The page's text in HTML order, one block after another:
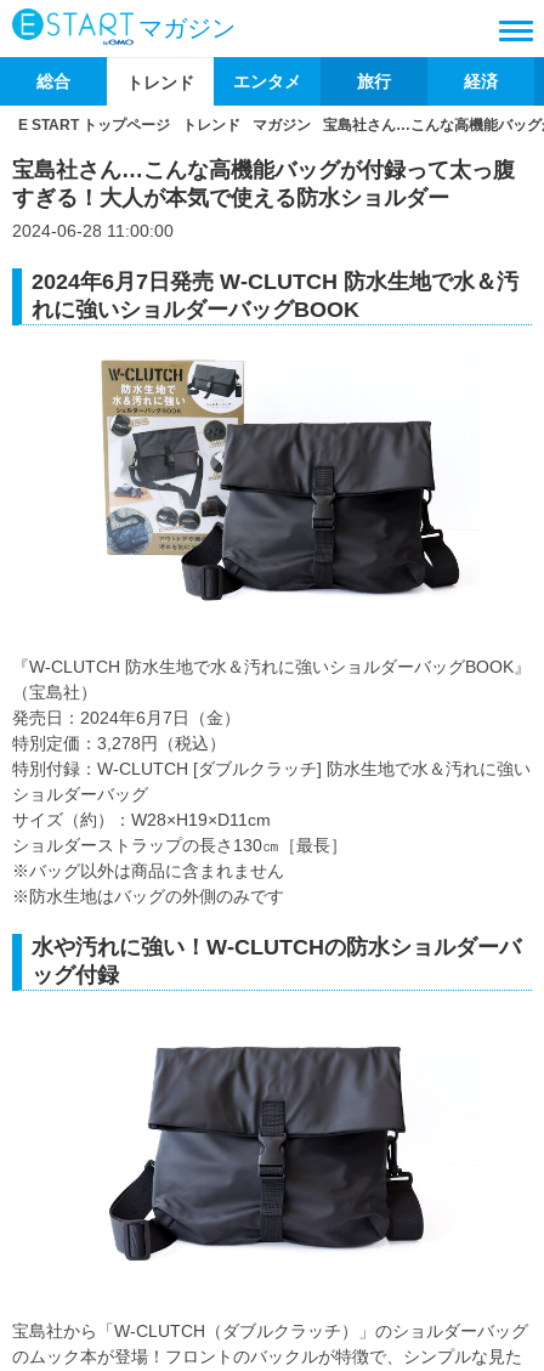
マガジン
総合 トレンド エンタメ 旅行 経済
E START トップページ トレンド マガジン 宝島社さん…こんな高機能バッ
宝島社さん…こんな高機能バッグが付録って太っ腹
すぎる！大人が本気で使える防水ショルダー
2024-06-28 11:00:00
2024年6月7日発売 W-CLUTCH 防水生地で水＆汚
れに強いショルダーバッグBOOK
『W-CLUTCH 防水生地で水＆汚れに強いショルダーバッグBOOK』
（宝島社）
発売日：2024年6月7日（金）
特別定価：3,278円（税込）
特別付録：W-CLUTCH [ダブルクラッチ] 防水生地で水＆汚れに強い
ショルダーバッグ
サイズ（約）：W28×H19×D11cm
ショルダーストラップの長さ130㎝［最長］
※バッグ以外は商品に含まれません
※防水生地はバッグの外側のみです
水や汚れに強い！W-CLUTCHの防水ショルダーバ
ッグ付録
宝島社から「W-CLUTCH（ダブルクラッチ）」のショルダーバッグ
のムック本が登場！フロントのバックルが特徴で、シンプルな見た